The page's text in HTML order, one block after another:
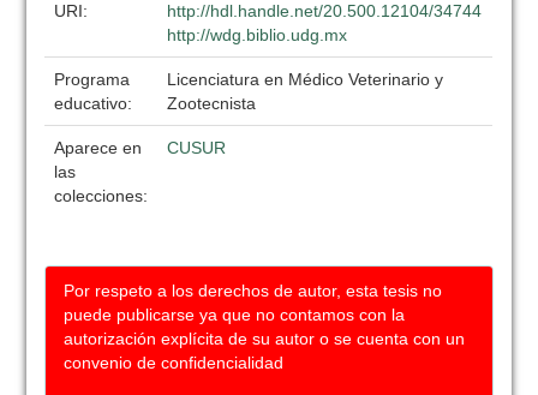
URI:
http://hdl.handle.net/20.500.12104/34744
http://wdg.biblio.udg.mx
Programa
educativo:
Licenciatura en Médico Veterinario y
Zootecnista
Aparece en
las
colecciones:
CUSUR
Por respeto a los derechos de autor, esta tesis no
puede publicarse ya que no contamos con la
autorización explícita de su autor o se cuenta con un
convenio de confidencialidad